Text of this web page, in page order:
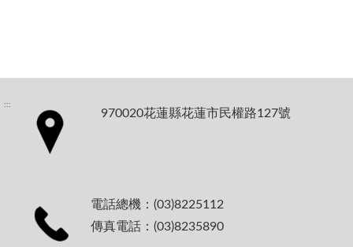
:::
970020花蓮縣花蓮市民權路127號
電話總機：(03)8225112
傳真電話：(03)8235890